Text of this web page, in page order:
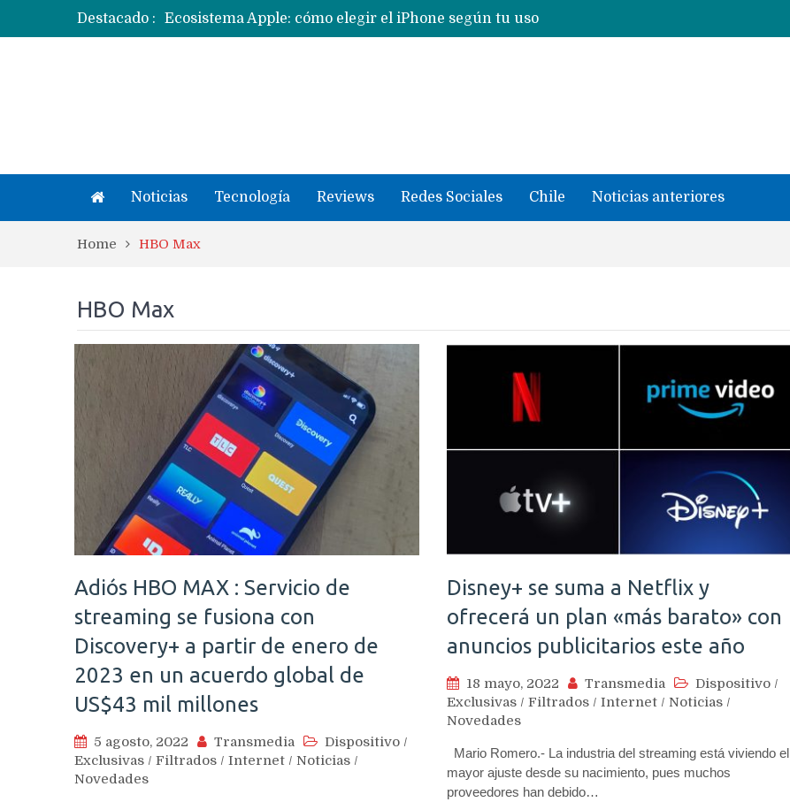
Destacado :
Apple dice que más ex empleados se llevaron datos confidenciales a OpenAI
Noticias Tecnología Reviews Redes Sociales Chile Noticias anteriores
Home HBO Max
HBO Max
Adiós HBO MAX : Servicio de
streaming se fusiona con
Discovery+ a partir de enero de
2023 en un acuerdo global de
US$43 mil millones
5 agosto, 2022 Transmedia Dispositivo /
Exclusivas / Filtrados / Internet / Noticias /
Novedades
Disney+ se suma a Netflix y
ofrecerá un plan «más barato» con
anuncios publicitarios este año
18 mayo, 2022 Transmedia Dispositivo /
Exclusivas / Filtrados / Internet / Noticias /
Novedades
Mario Romero.- La industria del streaming está viviendo el
mayor ajuste desde su nacimiento, pues muchos
proveedores han debido…